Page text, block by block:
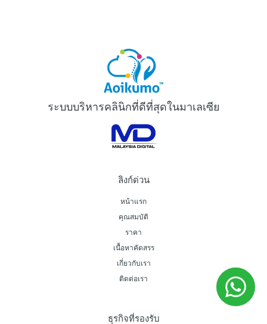
ระบบบริหารคลินิกที่ดีที่สุดในมาเลเซีย
ลิงก์ด่วน
หน้าแรก
คุณสมบัติ
ราคา
เนื้อหาคัดสรร
เกี่ยวกับเรา
ติดต่อเรา
ธุรกิจที่รองรับ